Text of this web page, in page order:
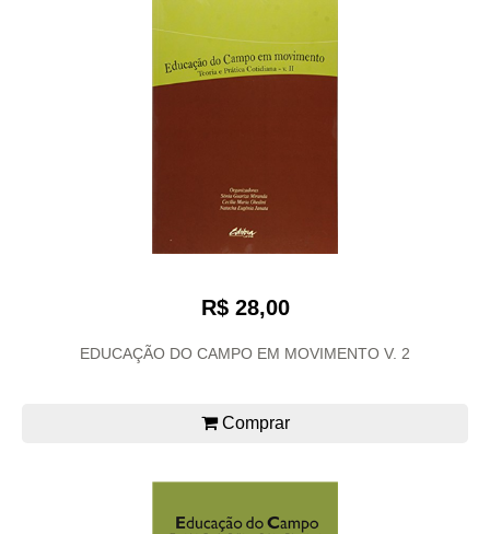
R$ 28,00
EDUCAÇÃO DO CAMPO EM MOVIMENTO V. 2
Comprar